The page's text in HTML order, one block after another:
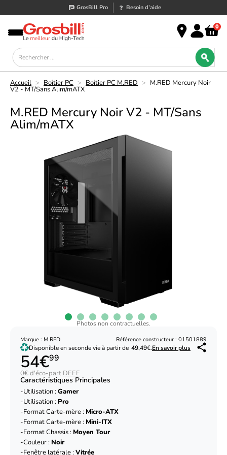
GrosBill Pro Besoin d’aide
0
Accueil > Boîtier PC > Boîtier PC M.RED > M.RED Mercury Noir
V2 - MT/Sans Alim/mATX
M.RED Mercury Noir V2 - MT/Sans
Alim/mATX
Photos non contractuelles.
Marque : M.RED Référence constructeur : 01501889
Disponible en seconde vie à partir de 49,49€.En savoir plus
54€99
0€ d'éco-part DEEE
Caractéristiques Principales
Utilisation :Gamer
Utilisation : Pro
Format Carte-mère : Micro-ATX
Format Carte-mère : Mini-ITX
Format Chassis : Moyen Tour
Couleur : Noir
Fenêtre latérale :Vitrée